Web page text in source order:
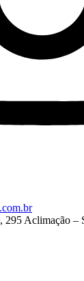
295 Aclimação –